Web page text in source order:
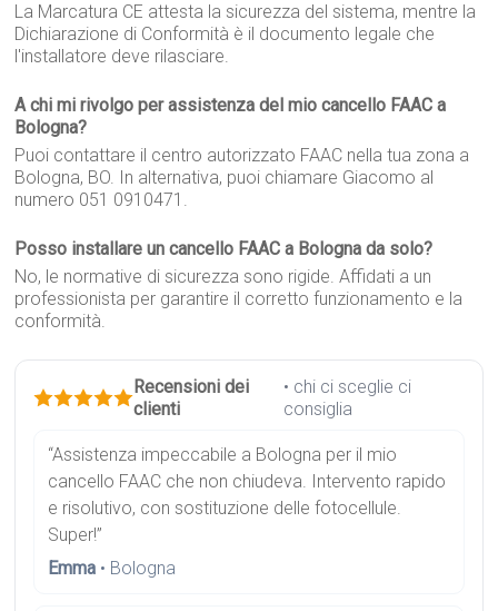
La Marcatura CE attesta la sicurezza del sistema, mentre la
Dichiarazione di Conformità è il documento legale che
l'installatore deve rilasciare.
A chi mi rivolgo per assistenza del mio cancello FAAC a
Bologna?
Puoi contattare il centro autorizzato FAAC nella tua zona a
Bologna, BO. In alternativa, puoi chiamare Giacomo al
numero 051 0910471.
Posso installare un cancello FAAC a Bologna da solo?
No, le normative di sicurezza sono rigide. Affidati a un
professionista per garantire il corretto funzionamento e la
conformità.
Recensioni dei
clienti
• chi ci sceglie ci
consiglia
“Assistenza impeccabile a Bologna per il mio
cancello FAAC che non chiudeva. Intervento rapido
e risolutivo, con sostituzione delle fotocellule.
Super!”
Emma • Bologna